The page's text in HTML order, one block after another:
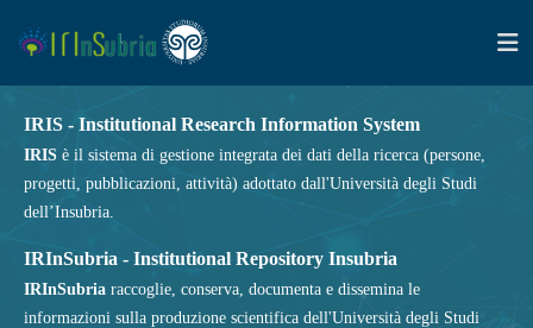
IRIS - Institutional Research Information System
IRIS è il sistema di gestione integrata dei dati della ricerca (persone,
progetti, pubblicazioni, attività) adottato dall'Università degli Studi
dell’Insubria.
IRInSubria - Institutional Repository Insubria
IRInSubria raccoglie, conserva, documenta e dissemina le
informazioni sulla produzione scientifica dell'Università degli Studi